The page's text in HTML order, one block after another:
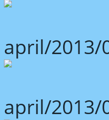
april/2013/
april/2013/